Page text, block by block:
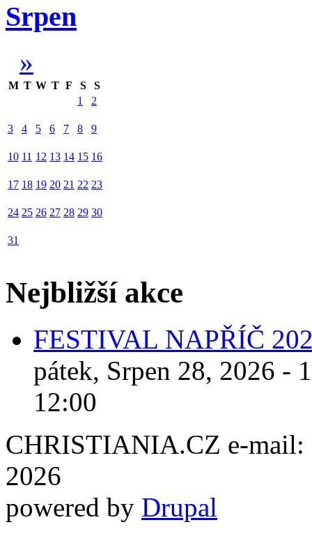
Srpen
»
M T W T F S
S
1
2
3 4 5 6 7 8 9
10 11 12 13 14 15 16
17 18 19 20 21 22 23
24 25 26 27 28 29 30
31
Nejbližší akce
FESTIVAL NAPŘÍČ
pátek, Srpen 28, 2026 -
12:00
CHRISTIANIA.CZ e-mail:
2026
powered by Drupal